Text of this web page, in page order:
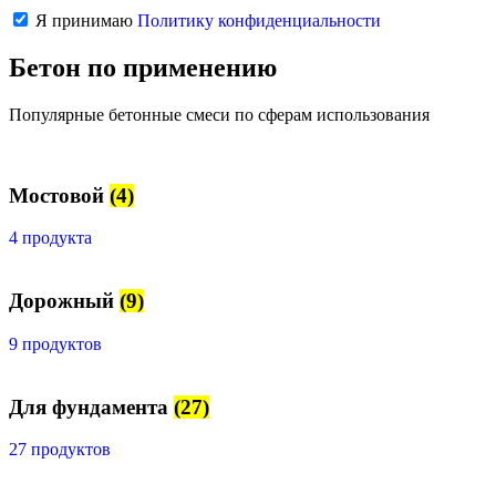
Я принимаю Политику конфиденциальности
Бетон по применению
Популярные бетонные смеси по сферам использования
Мостовой (4)
4 продукта
Дорожный (9)
9 продуктов
Для фундамента (27)
27 продуктов